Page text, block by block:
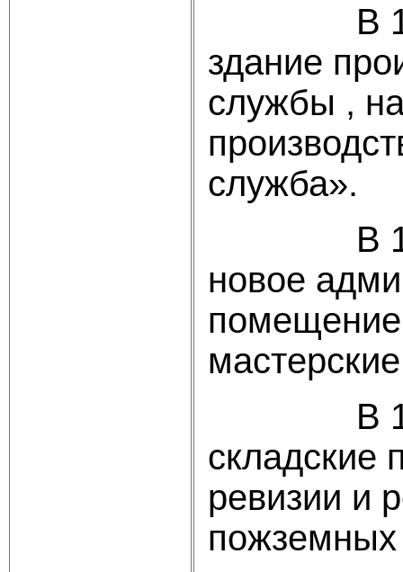
В 1966
здание
службы ,
служба».
В 1974
новое
В 1977
складские
ревизии и
пожземных